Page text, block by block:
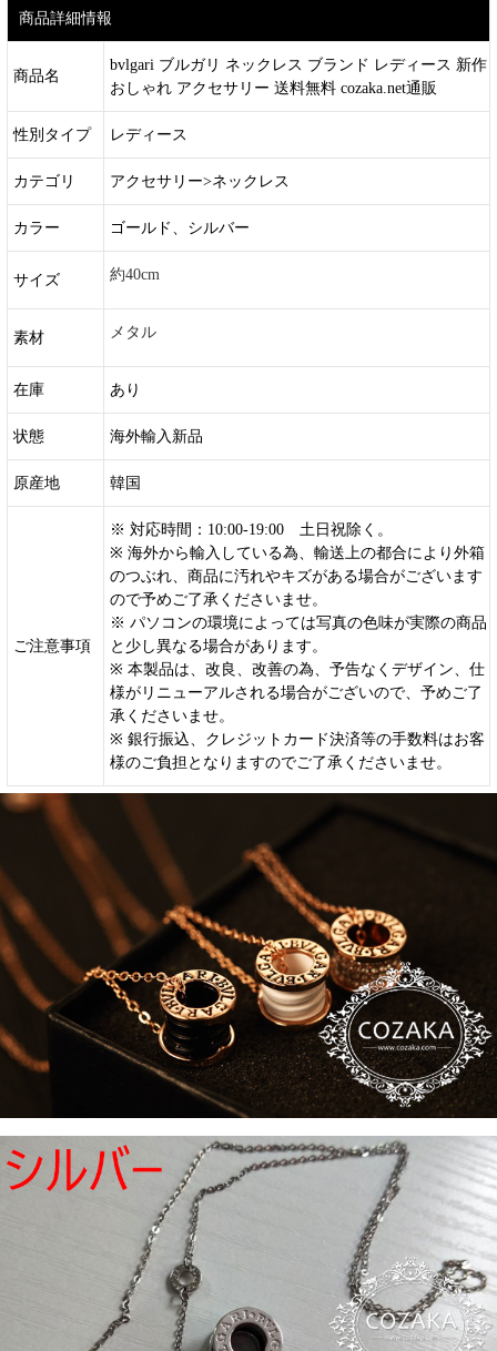
商品詳細情報
商品名
bvlgari ブルガリ ネックレス ブランド レディース 新作
おしゃれ アクセサリー 送料無料 cozaka.net通販
性別タイプ レディース
カテゴリ アクセサリー>ネックレス
カラー ゴールド、シルバー
サイズ 約40cm
素材 メタル
在庫 あり
状態 海外輸入新品
原産地 韓国
ご注意事項
※ 対応時間：10:00-19:00 土日祝除く。
※ 海外から輸入している為、輸送上の都合により外箱
のつぶれ、商品に汚れやキズがある場合がございます
ので予めご了承くださいませ。
※ パソコンの環境によっては写真の色味が実際の商品
と少し異なる場合があります。
※ 本製品は、改良、改善の為、予告なくデザイン、仕
様がリニューアルされる場合がございので、予めご了
承くださいませ。
※ 銀行振込、クレジットカード決済等の手数料はお客
様のご負担となりますのでご了承くださいませ。